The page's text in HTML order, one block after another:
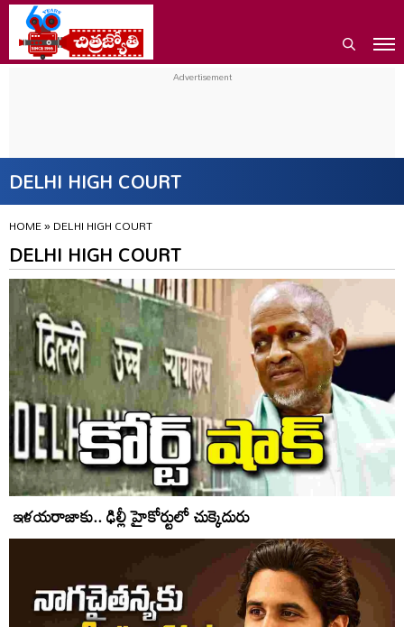
DELHI HIGH COURT
HOME»DELHI HIGH COURT
DELHI HIGH COURT
ఇళయరాజాకు.. ఢిల్లీ హైకోర్టులో చుక్కెదురు